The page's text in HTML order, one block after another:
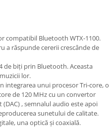
compatibil Bluetooth WTX-1100.
a răspunde cererii crescânde de
de biți prin Bluetooth. Aceasta
lor.
integrarea unui procesor Tri-core, o
de 120 MHz cu un convertor
, semnalul audio este apoi
sunetului de calitate.
una optică și coaxială.